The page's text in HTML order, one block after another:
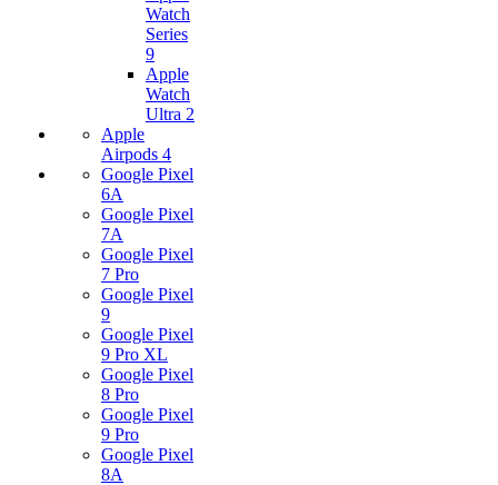
Watch
Series
9
Apple
Watch
Ultra 2
Apple
Airpods 4
Google Pixel
6A
Google Pixel
7А
Google Pixel
7 Pro
Google Pixel
9
Google Pixel
9 Pro XL
Google Pixel
8 Pro
Google Pixel
9 Pro
Google Pixel
8A